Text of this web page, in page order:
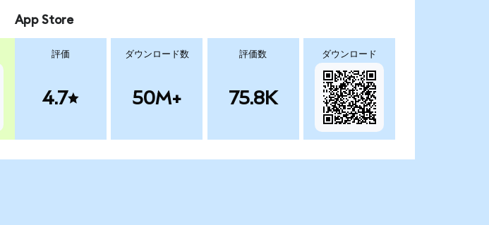
App Store
評価
4.7
ダウンロード数
50M+
評価数
75.8K
ダウンロード